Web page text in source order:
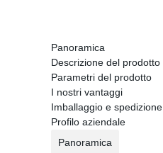
Panoramica
Descrizione del prodotto
Parametri del prodotto
I nostri vantaggi
Imballaggio e spedizione
Profilo aziendale
Panoramica